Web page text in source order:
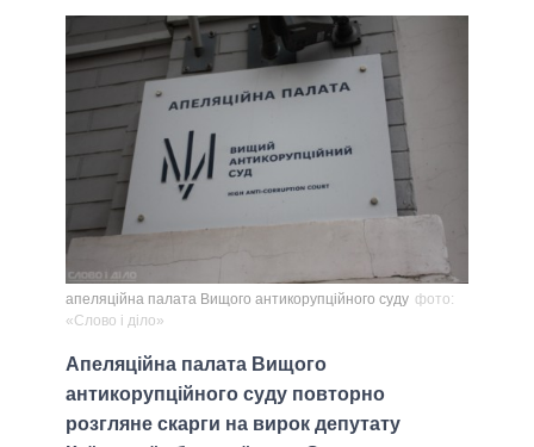
апеляційна палата Вищого антикорупційного суду фото:
«Слово і діло»
Апеляційна палата Вищого
антикорупційного суду повторно
розгляне скарги на вирок депутату